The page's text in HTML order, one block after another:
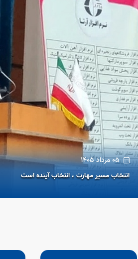
05 مرداد 1405
انتخاب مسیر مهارت ، انتخاب آینده است